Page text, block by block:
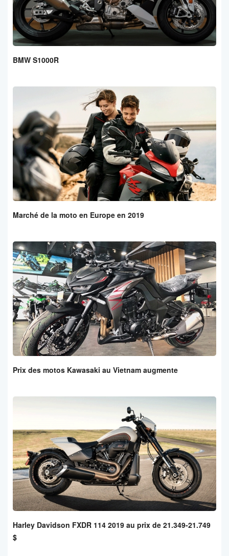
BMW S1000R
Marché de la moto en Europe en 2019
Prix des motos Kawasaki au Vietnam augmente
Harley Davidson FXDR 114 2019 au prix de 21.349-21.749
$